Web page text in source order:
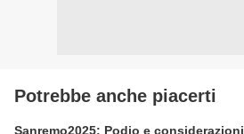
Potrebbe anche piacerti
Sanremo2025: Podio e considerazioni